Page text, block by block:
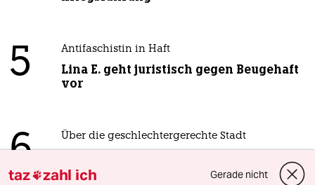
5 Antifaschistin in Haft
Lina E. geht juristisch gegen Beugehaft
vor
6 Über die geschlechtergerechte Stadt
Mann in einem Auto“
taz zahl ich Gerade nicht